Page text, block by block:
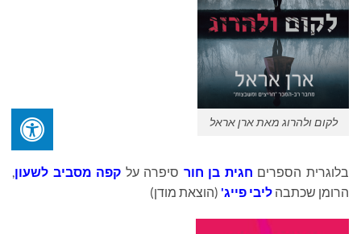
לקום ולהרוג מאת ארן אראל
בלוגרית הספרים חגית בן חור סיפרה על קפה מסביב לשעון,
הרומן שכתבה ליבי פייג' (הוצאת מודן)